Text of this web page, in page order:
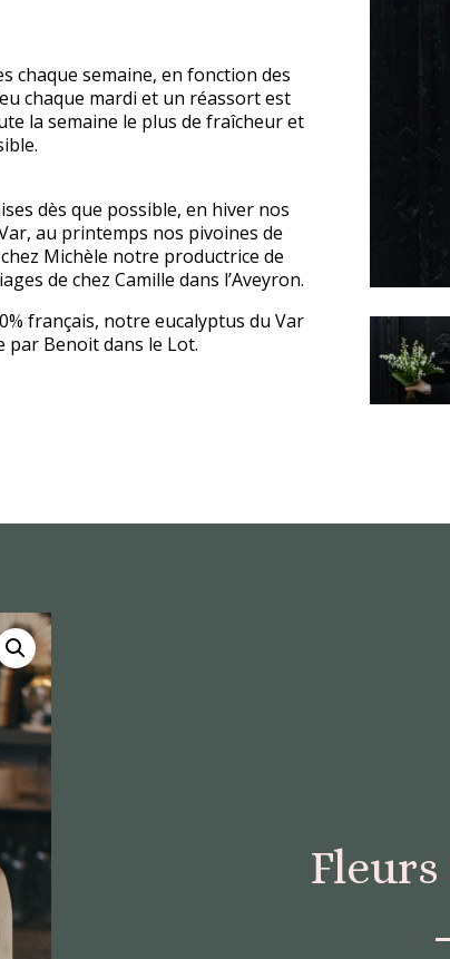
chaque semaine, en fonction des
chaque mardi et un réassort est
la semaine le plus de fraîcheur et
dès que possible, en hiver nos
au printemps nos pivoines de
Michèle notre productrice de
de chez Camille dans l’Aveyron.
français, notre eucalyptus du Var
Benoit dans le Lot.
Fleurs